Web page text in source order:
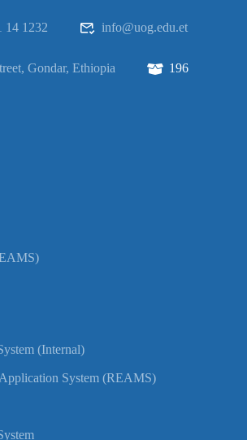
14 1232 info@uog.edu.et
Gondar, Ethiopia 196
(Internal)
System (REAMS)